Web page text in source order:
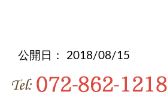
公開日： 2018/08/15